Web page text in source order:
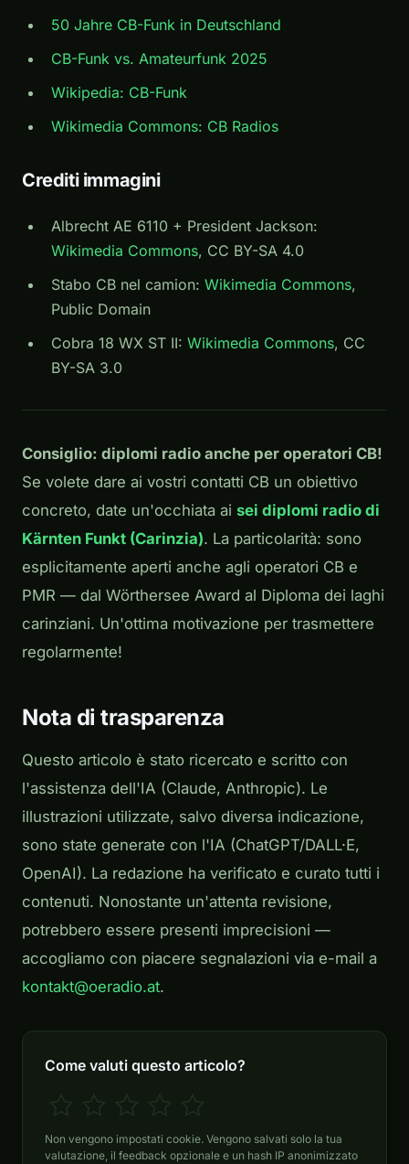
50 Jahre CB-Funk in Deutschland
CB-Funk vs. Amateurfunk 2025
Wikipedia: CB-Funk
Wikimedia Commons: CB Radios
Crediti immagini
Albrecht AE 6110 + President Jackson:
Wikimedia Commons, CC BY-SA 4.0
Stabo CB nel camion: Wikimedia Commons,
Public Domain
Cobra 18 WX ST II: Wikimedia Commons, CC
BY-SA 3.0
Consiglio: diplomi radio anche per operatori CB!
Se volete dare ai vostri contatti CB un obiettivo
concreto, date un'occhiata ai sei diplomi radio di
Kärnten Funkt (Carinzia). La particolarità: sono
esplicitamente aperti anche agli operatori CB e
PMR — dal Wörthersee Award al Diploma dei laghi
carinziani. Un'ottima motivazione per trasmettere
regolarmente!
Nota di trasparenza
Questo articolo è stato ricercato e scritto con
l'assistenza dell'IA (Claude, Anthropic). Le
illustrazioni utilizzate, salvo diversa indicazione,
sono state generate con l'IA (ChatGPT/DALL·E,
OpenAI). La redazione ha verificato e curato tutti i
contenuti. Nonostante un'attenta revisione,
potrebbero essere presenti imprecisioni —
accogliamo con piacere segnalazioni via e-mail a
kontakt@oeradio.at.
Come valuti questo articolo?
Non vengono impostati cookie. Vengono salvati solo la tua
valutazione, il feedback opzionale e un hash IP anonimizzato